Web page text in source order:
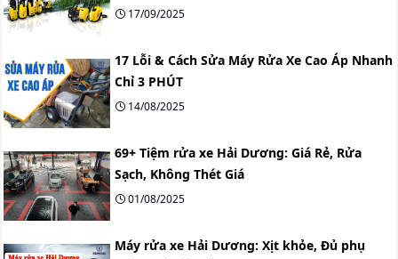
17/09/2025
17 Lỗi & Cách Sửa Máy Rửa Xe Cao Áp Nhanh
Chỉ 3 PHÚT
14/08/2025
69+ Tiệm rửa xe Hải Dương: Giá Rẻ, Rửa
Sạch, Không Thét Giá
01/08/2025
Máy rửa xe Hải Dương: Xịt khỏe, Đủ phụ